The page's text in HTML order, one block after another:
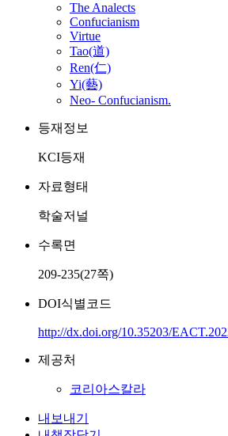
The Analects
Confucianism
Virtue
Tao(道)
Ren(仁)
Yi(藝)
Neo- Confucianism.
등재정보
KCI등재
자료형태
학술저널
수록면
209-235(27쪽)
DOI식별코드
http://dx.doi.org/10.35203/
제공처
코리아스칼라
내보내기